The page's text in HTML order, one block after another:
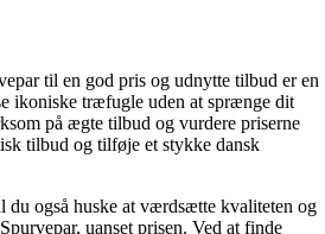
til en god pris og udnytte tilbud er en
ikoniske træfugle uden at sprænge dit
på ægte tilbud og vurdere priserne
tilbud og tilføje et stykke dansk
du også huske at værdsætte kvaliteten og
uanset prisen. Ved at finde